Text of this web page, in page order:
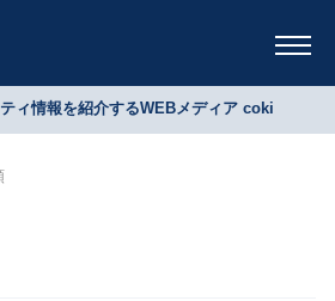
ィ情報を紹介するWEBメディア coki